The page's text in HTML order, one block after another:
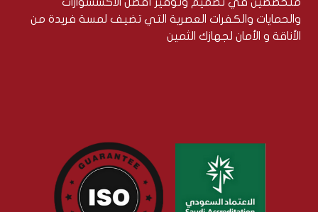
والحمايات والكفرات العصرية التي تضيف لمسة فريدة من
الأناقة و الأمان لجهازك الثمين